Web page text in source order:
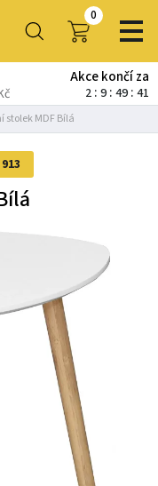
0
Akce končí za
2 9 49 40
stolek MDF Bílá